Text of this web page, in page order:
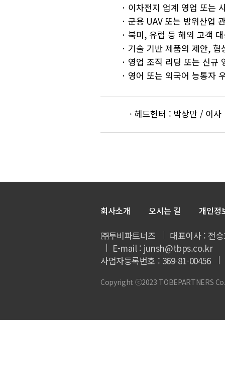
· 이차전지 업계 영업 또는
· 군용 UAV또는 방위산업
· 북미,유럽 등 해외 고객
· 기술 기반 제품의 제안, 협
· 영업 조직 리딩 또는 신규
· 영어 또는 외국어 능통자
· 헤드헌터 : 박상만 / 이사
회사소개 오시는 길 개인정
㈜투비파트너즈
대표이사 : 전
E-mail : junsh@tbps.co.kr
사업자등록번호 : 369-81-00456
Copyright ⓒ2023 TOBEPARTNERS